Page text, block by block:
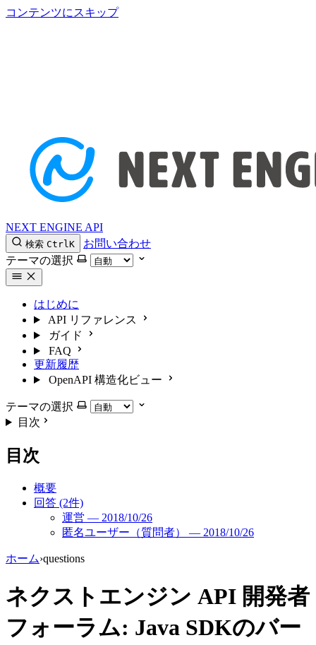
コンテンツにスキップ
NEXT ENGINE API
検索 CtrlK
お問い合わせ
テーマの選択
はじめに
API リファレンス
ガイド
FAQ
更新履歴
OpenAPI 構造化ビュー
テーマの選択
目次
目次
概要
回答 (2件)
運営 — 2018/10/26
匿名ユーザー（質問者） — 2018/10/26
ホーム›questions
ネクストエンジン API 開発者
フォーラム: Java SDKのバー